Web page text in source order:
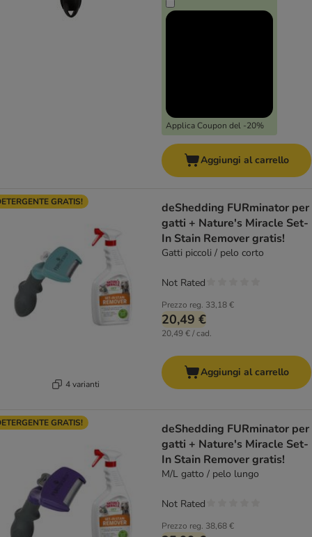
Applica Coupon del -20%
Aggiungi al carrello
GRATIS!
4 varianti
deShedding FURminator per
gatti + Nature's Miracle Set-
In Stain Remover gratis!
Gatti piccoli / pelo corto
Prezzo reg. 33,18 €
20,49 €
20,49 € / cad.
Not Rated
Aggiungi al carrello
GRATIS!
deShedding FURminator per
gatti + Nature's Miracle Set-
In Stain Remover gratis!
M/L gatto / pelo lungo
Prezzo reg. 38,68 €
Not Rated